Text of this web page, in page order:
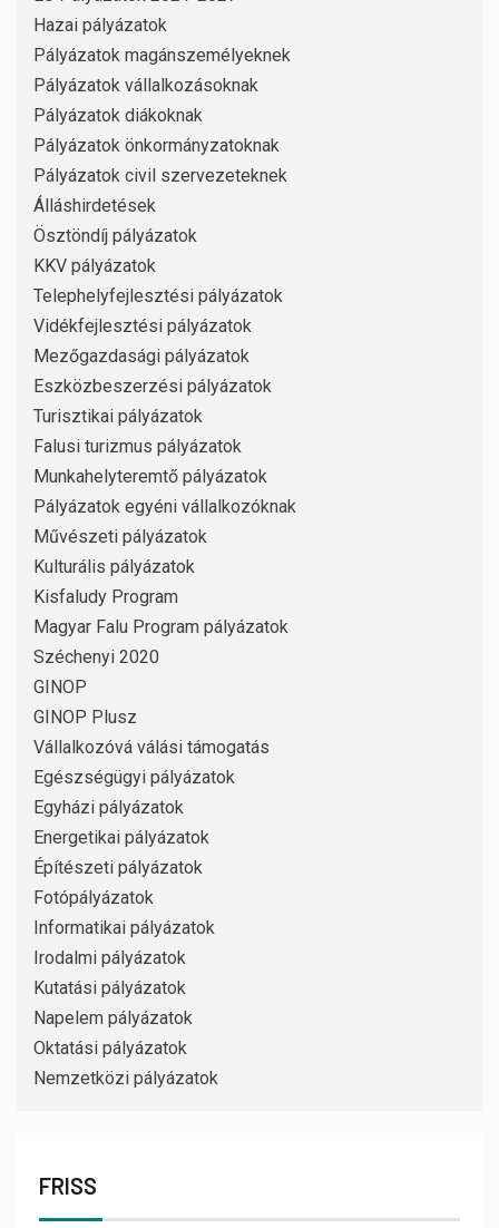
Hazai pályázatok
Pályázatok magánszemélyeknek
Pályázatok vállalkozásoknak
Pályázatok diákoknak
Pályázatok önkormányzatoknak
Pályázatok civil szervezeteknek
Álláshirdetések
Ösztöndíj pályázatok
KKV pályázatok
Telephelyfejlesztési pályázatok
Vidékfejlesztési pályázatok
Mezőgazdasági pályázatok
Eszközbeszerzési pályázatok
Turisztikai pályázatok
Falusi turizmus pályázatok
Munkahelyteremtő pályázatok
Pályázatok egyéni vállalkozóknak
Művészeti pályázatok
Kulturális pályázatok
Kisfaludy Program
Magyar Falu Program pályázatok
Széchenyi 2020
GINOP
GINOP Plusz
Vállalkozóvá válási támogatás
Egészségügyi pályázatok
Egyházi pályázatok
Energetikai pályázatok
Építészeti pályázatok
Fotópályázatok
Informatikai pályázatok
Irodalmi pályázatok
Kutatási pályázatok
Napelem pályázatok
Oktatási pályázatok
Nemzetközi pályázatok
FRISS